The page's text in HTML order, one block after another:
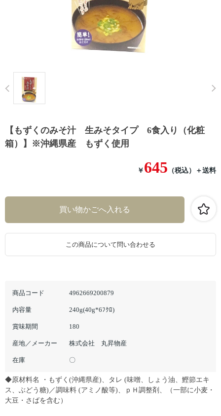
Prev
【もずくのみそ汁 生みそタイプ 6食入り（化粧
箱）】※沖縄県産 もずく使用
￥ 645 （税込） ＋送料
商品コード 4962669200879
内容量 240g(40g*6ﾌｸﾛ)
賞味期間 180
産地／メーカー 株式会社 丸昇物産
在庫 〇
この商品について問い合わせる
◆原材料名 ・もずく(沖縄県産)、タレ (味噌、しょう油、鰹節エキ
ス、ぶどう糖)／調味料 (アミノ酸等)、ｐＨ調整剤、（一部に小麦・
大豆・さばを含む）